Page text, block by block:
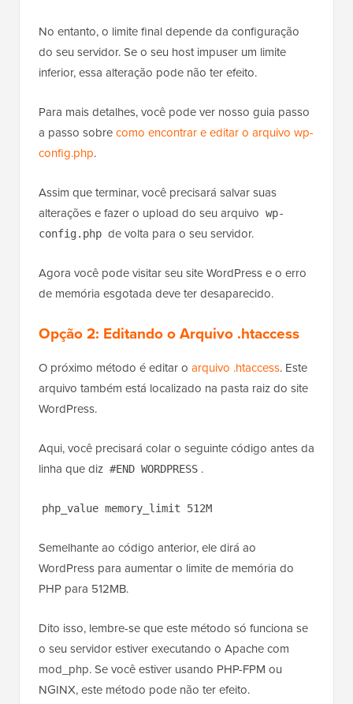
512MB de memória PHP.
No entanto, o limite final depende da configuração
inferior, essa alteração pode não ter efeito.
Para mais detalhes, você pode ver nosso guia passo
config.php.
Assim que terminar, você precisará salvar suas
config.php de volta para o seu servidor.
de memória esgotada deve ter desaparecido.
Opção 2:Editando o Arquivo .htaccess
O próximo método é editar o
WordPress.
linha que diz #END WORDPRESS .
php_value memory_limit 512M
Semelhante ao código anterior, ele dirá ao
PHP para 512MB.
Dito isso, lembre-se que este método só funciona se
o seu servidor estiver executando o Apache com